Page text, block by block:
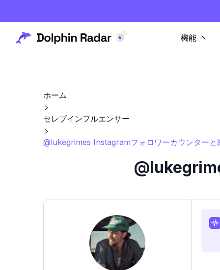
機能
ホーム
セレブインフルエンサー
@lukegrimes Instagramフォロワーカウンターと